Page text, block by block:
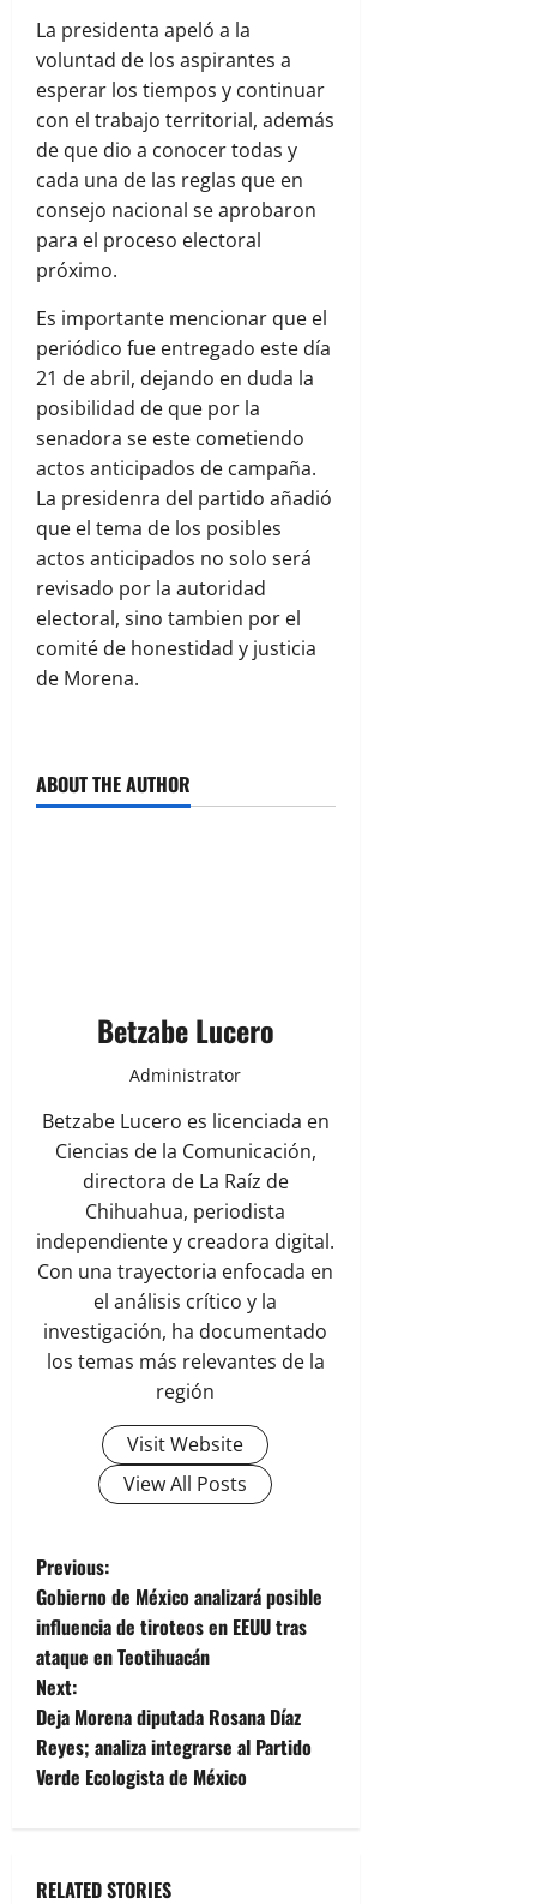
La presidenta apeló a la
voluntad de los aspirantes a
esperar los tiempos y continuar
con el trabajo territorial, además
de que dio a conocer todas y
cada una de las reglas que en
consejo nacional se aprobaron
para el proceso electoral
próximo.
Es importante mencionar que el
periódico fue entregado este día
21 de abril, dejando en duda la
posibilidad de que por la
senadora se este cometiendo
actos anticipados de campaña.
La presidenra del partido añadió
que el tema de los posibles
actos anticipados no solo será
revisado por la autoridad
electoral, sino tambien por el
comité de honestidad y justicia
de Morena.
ABOUT THE AUTHOR
Betzabe Lucero
Administrator
Betzabe Lucero es licenciada en
Ciencias de la Comunicación,
directora de La Raíz de
Chihuahua, periodista
independiente y creadora digital.
Con una trayectoria enfocada en
el análisis crítico y la
investigación, ha documentado
los temas más relevantes de la
región
Visit Website
View All Posts
P
o
s
t
n
v
Previous:
Gobierno de México analizará posible
influencia de tiroteos en EEUU tras
ataque en Teotihuacán
Next:
Deja Morena diputada Rosana Díaz
Reyes; analiza integrarse al Partido
Verde Ecologista de México
RELATED STORIES